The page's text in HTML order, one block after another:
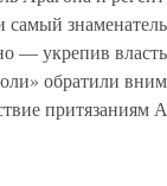
— укрепив
обратили
притязаниям